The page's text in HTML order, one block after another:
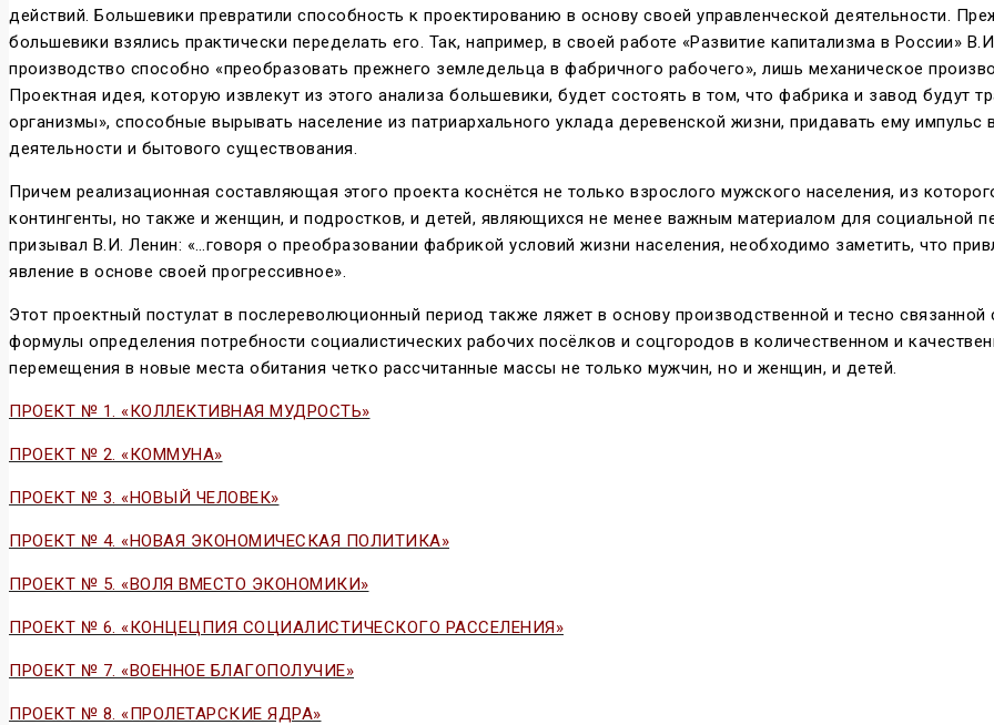
действий. Большевики превратили способность к проектированию в основу своей управленческой деятельности.
большевики взялись практически переделать его. Так, например, в своей работе «Развитие капитализма в России»
производство способно «преобразовать прежнего земледельца в фабричного рабочего», лишь механическое
Проектная идея, которую извлекут из этого анализа большевики, будет состоять в том, что фабрика и завод будут
организмы», способные вырывать население из патриархального уклада деревенской жизни, придавать ему
деятельности и бытового существования.
Причем реализационная составляющая этого проекта коснётся не только взрослого мужского населения, из
контингенты, но также и женщин, и подростков, и детей, являющихся не менее важным материалом для социальной
призывал В.И. Ленин: «…говоря о преобразовании фабрикой условий жизни населения, необходимо заметить, что
явление в основе своей прогрессивное».
Этот проектный постулат в послереволюционный период также ляжет в основу производственной и тесно
формулы определения потребности социалистических рабочих посёлков и соцгородов в количественном и
перемещения в новые места обитания четко рассчитанные массы не только мужчин, но и женщин, и детей.
ПРОЕКТ № 1. «КОЛЛЕКТИВНАЯ МУДРОСТЬ»
ПРОЕКТ № 2. «КОММУНА»
ПРОЕКТ № 3. «НОВЫЙ ЧЕЛОВЕК»
ПРОЕКТ № 4. «НОВАЯ ЭКОНОМИЧЕСКАЯ ПОЛИТИКА»
ПРОЕКТ № 5. «ВОЛЯ ВМЕСТО ЭКОНОМИКИ»
ПРОЕКТ № 6. «КОНЦЕЦПИЯ СОЦИАЛИСТИЧЕСКОГО РАССЕЛЕНИЯ»
ПРОЕКТ № 7. «ВОЕННОЕ БЛАГОПОЛУЧИЕ»
ПРОЕКТ № 8. «ПРОЛЕТАРСКИЕ ЯДРА»